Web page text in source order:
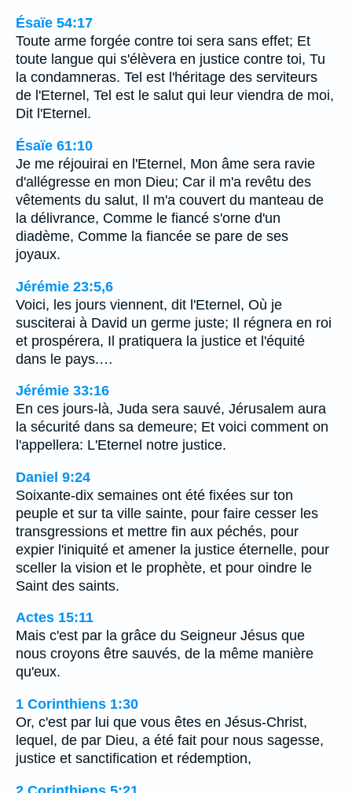
Ésaïe 54:17
Toute arme forgée contre toi sera sans effet; Et
toute langue qui s'élèvera en justice contre toi, Tu
la condamneras. Tel est l'héritage des serviteurs
de l'Eternel, Tel est le salut qui leur viendra de moi,
Dit l'Eternel.
Ésaïe 61:10
Je me réjouirai en l'Eternel, Mon âme sera ravie
d'allégresse en mon Dieu; Car il m'a revêtu des
vêtements du salut, Il m'a couvert du manteau de
la délivrance, Comme le fiancé s'orne d'un
diadème, Comme la fiancée se pare de ses
joyaux.
Jérémie 23:5,6
Voici, les jours viennent, dit l'Eternel, Où je
susciterai à David un germe juste; Il régnera en roi
et prospérera, Il pratiquera la justice et l'équité
dans le pays.…
Jérémie 33:16
En ces jours-là, Juda sera sauvé, Jérusalem aura
la sécurité dans sa demeure; Et voici comment on
l'appellera: L'Eternel notre justice.
Daniel 9:24
Soixante-dix semaines ont été fixées sur ton
peuple et sur ta ville sainte, pour faire cesser les
transgressions et mettre fin aux péchés, pour
expier l'iniquité et amener la justice éternelle, pour
sceller la vision et le prophète, et pour oindre le
Saint des saints.
Actes 15:11
Mais c'est par la grâce du Seigneur Jésus que
nous croyons être sauvés, de la même manière
qu'eux.
1 Corinthiens 1:30
Or, c'est par lui que vous êtes en Jésus-Christ,
lequel, de par Dieu, a été fait pour nous sagesse,
justice et sanctification et rédemption,